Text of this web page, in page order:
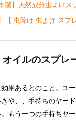
本製】天然成分虫よけ
【 虫除け 虫よけ スプレ
イルのスプレ
果あるとのこと。ユ
きや、、手持ちのヤー
もう一つの手持ちヤ